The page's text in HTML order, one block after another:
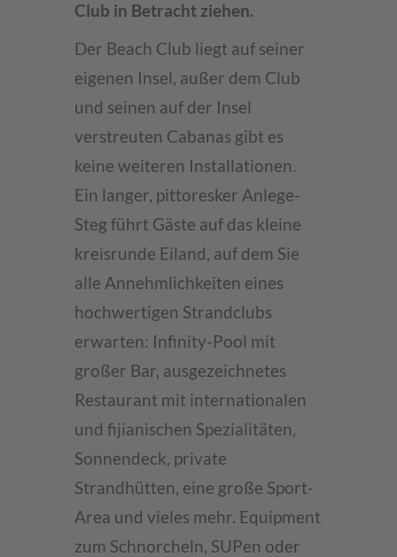
Club in Betracht ziehen.
Der Beach Club liegt auf seiner
eigenen Insel, außer dem Club
und seinen auf der Insel
verstreuten Cabanas gibt es
keine weiteren Installationen.
Ein langer, pittoresker Anlege-
Steg führt Gäste auf das kleine
kreisrunde Eiland, auf dem Sie
alle Annehmlichkeiten eines
hochwertigen Strandclubs
erwarten: Infinity-Pool mit
großer Bar, ausgezeichnetes
Restaurant mit internationalen
und fijianischen Spezialitäten,
Sonnendeck, private
Strandhütten, eine große Sport-
Area und vieles mehr. Equipment
zum Schnorcheln, SUPen oder